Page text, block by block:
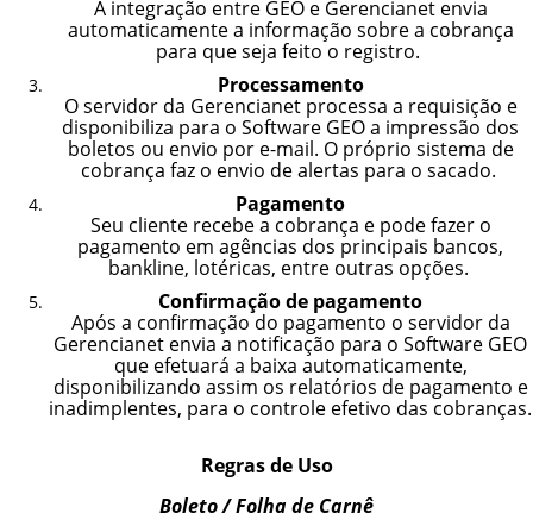
A integração entre GEO e Gerencianet envia
automaticamente a informação sobre a cobrança
para que seja feito o registro.
Processamento
O servidor da Gerencianet processa a requisição e
disponibiliza para o Software GEO a impressão dos
boletos ou envio por e-mail. O próprio sistema de
cobrança faz o envio de alertas para o sacado.
Pagamento
Seu cliente recebe a cobrança e pode fazer o
pagamento em agências dos principais bancos,
bankline, lotéricas, entre outras opções.
Confirmação de pagamento
Após a confirmação do pagamento o servidor da
Gerencianet envia a notificação para o Software GEO
que efetuará a baixa automaticamente,
disponibilizando assim os relatórios de pagamento e
inadimplentes, para o controle efetivo das cobranças.
Regras de Uso
Boleto / Folha de Carnê